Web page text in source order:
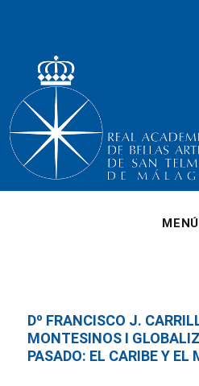
MENÚ
Dº FRANCISCO J.
MONTESINOS I
PASADO: EL CARIBE Y EL